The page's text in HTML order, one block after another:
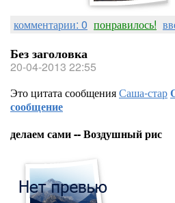
комментарии: 0 понравилось!
Без заголовка
20-04-2013 22:55
Это цитата сообщенияСаша-стар
сообщение
делаем сами -- Воздушный рис